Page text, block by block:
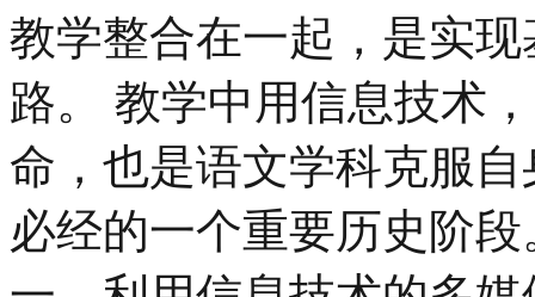
教学整合在一起，是实
路。 教学中用信息技术
命，也是语文学科克服
必经的一个重要历史阶段